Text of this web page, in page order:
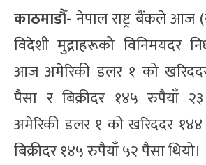
काठमाडौँ- नेपाल राष्ट्र बैंकले आज
विदेशी मुद्राहरूको विनिमयदर
आज अमेरिकी डलर १ को
पैसा र बिक्रीदर १४५ रुपैयाँ
अमेरिकी डलर १ को खरिददर
बिक्रीदर १४५ रुपैयाँ ५२ पैसा थियो।